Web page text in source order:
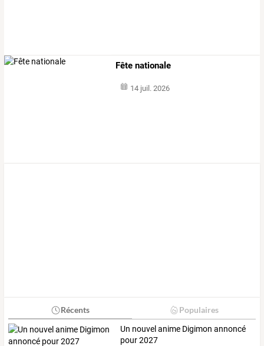
Fête nationale
14 juil. 2026
Récents Populaires
Un nouvel anime Digimon annoncé
pour 2027